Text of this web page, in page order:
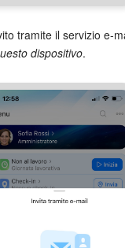
tramite il servizio e-
dispositivo.